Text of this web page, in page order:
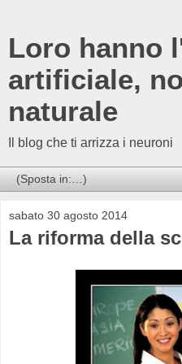
Loro hanno
artificiale,
naturale
Il blog che ti arrizza i neuroni
sabato 30 agosto 2014
La riforma della